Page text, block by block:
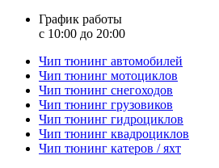
График работы
с 10:00 до 20:00
Чип тюнинг автомобилей
Чип тюнинг мотоциклов
Чип тюнинг снегоходов
Чип тюнинг грузовиков
Чип тюнинг гидроциклов
Чип тюнинг квадроциклов
Чип тюнинг катеров / яхт